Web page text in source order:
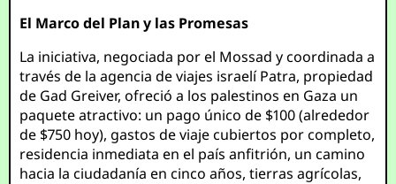
El Marco del Plan y las Promesas
La iniciativa, negociada por el Mossad y coordinada a
través de la agencia de viajes israelí Patra, propiedad
de Gad Greiver, ofreció a los palestinos en Gaza un
paquete atractivo: un pago único de $100 (alrededor
de $750 hoy), gastos de viaje cubiertos por completo,
residencia inmediata en el país anfitrión, un camino
hacia la ciudadanía en cinco años, tierras agrícolas,